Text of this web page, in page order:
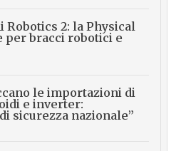
Robotics 2: la Physical
per bracci robotici e
le importazioni di
e inverter:
sicurezza nazionale”